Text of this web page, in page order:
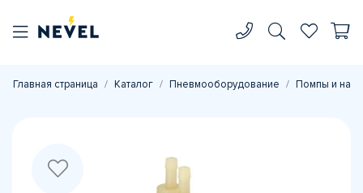
Главная страница Каталог Пневмооборудование Помпы и